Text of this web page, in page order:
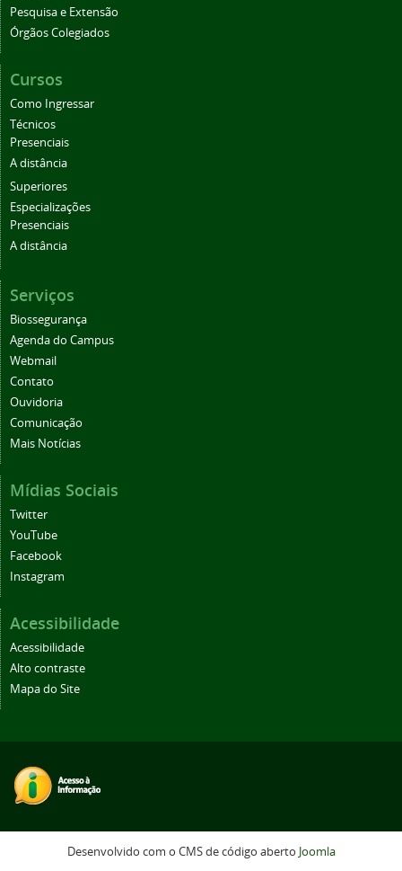
Pesquisa e Extensão
Órgãos Colegiados
Cursos
Como Ingressar
Técnicos
Presenciais
A distância
Superiores
Especializações
Presenciais
A distância
Serviços
Biossegurança
Agenda do Campus
Webmail
Contato
Ouvidoria
Comunicação
Mais Notícias
Mídias Sociais
Twitter
YouTube
Facebook
Instagram
Acessibilidade
Acessibilidade
Alto contraste
Mapa do Site
Desenvolvido com o CMS de código aberto Joomla